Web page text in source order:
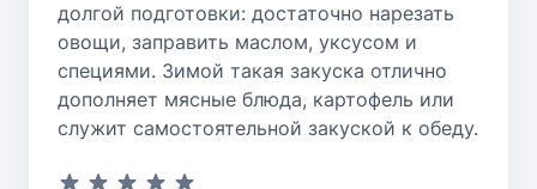
долгой подготовки: достаточно нарезать
овощи, заправить маслом, уксусом и
специями. Зимой такая закуска отлично
дополняет мясные блюда, картофель или
служит самостоятельной закуской к обеду.